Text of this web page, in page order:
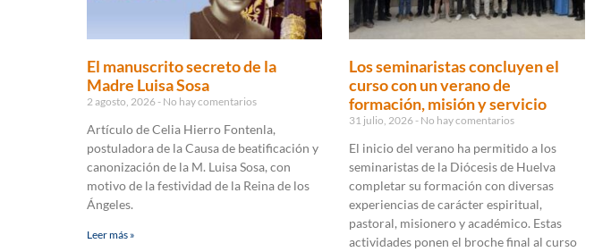
El manuscrito secreto de la
Madre Luisa Sosa
2 agosto, 2026 No hay comentarios
Artículo de Celia Hierro Fontenla,
postuladora de la Causa de beatificación y
canonización de la M. Luisa Sosa, con
motivo de la festividad de la Reina de los
Ángeles.
Leer más »
Los seminaristas concluyen el
curso con un verano de
formación, misión y servicio
31 julio, 2026 No hay comentarios
El inicio del verano ha permitido a los
seminaristas de la Diócesis de Huelva
completar su formación con diversas
experiencias de carácter espiritual,
pastoral, misionero y académico. Estas
actividades ponen el broche final al curso